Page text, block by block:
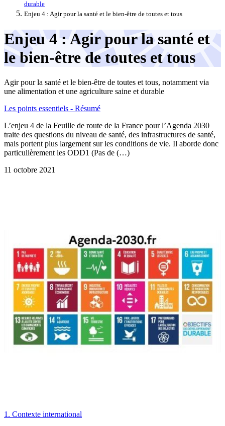
durable
Enjeu 4 : Agir pour la santé et le bien-être de toutes et tous
Enjeu 4 : Agir pour la santé et
le bien-être de toutes et tous
Agir pour la santé et le bien-être de toutes et tous, notamment via
une alimentation et une agriculture saine et durable
Les points essentiels - Résumé
L’enjeu 4 de la Feuille de route de la France pour l’Agenda 2030
traite des questions du niveau de santé, des infrastructures de santé,
mais portent plus largement sur les conditions de vie. Il aborde donc
particulièrement les ODD1 (Pas de (…)
11 octobre 2021
1. Contexte international